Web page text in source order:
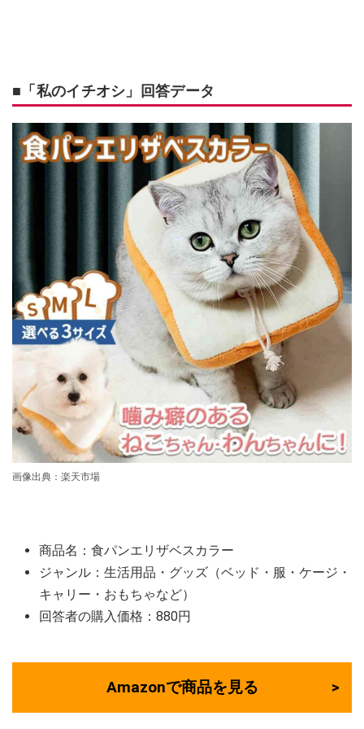
■「私のイチオシ」回答データ
画像出典：楽天市場
商品名：食パンエリザベスカラー
ジャンル：生活用品・グッズ（ベッド・服・ケージ・
キャリー・おもちゃなど）
回答者の購入価格：880円
Amazonで商品を見る